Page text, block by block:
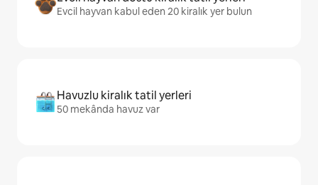
Evcil hayvan kabul eden 20 kiralık yer bulun
Havuzlu kiralık tatil yerleri
50 mekânda havuz var